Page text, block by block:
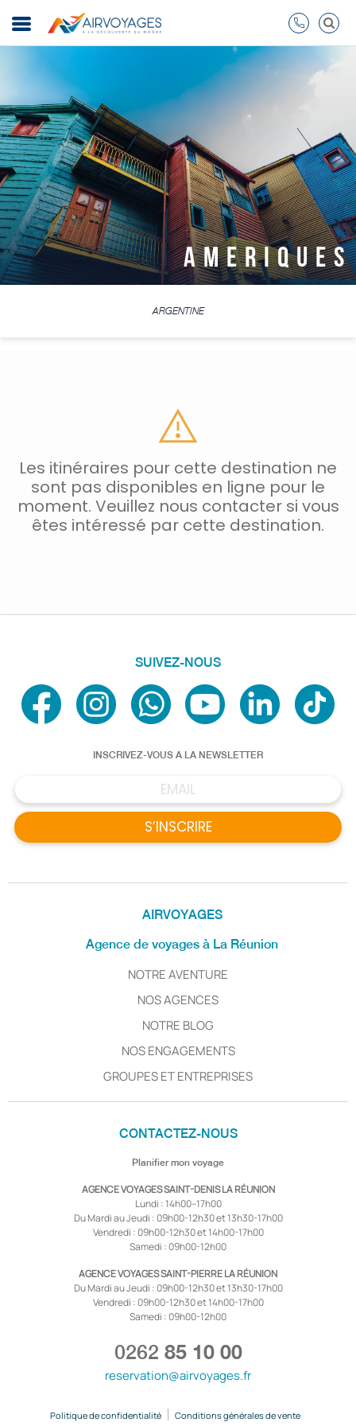
AMERIQUES
ARGENTINE
Les itinéraires pour cette destination ne
sont pas disponibles en ligne pour le
moment. Veuillez nous contacter si vous
êtes intéressé par cette destination.
AIRVOYAGES
Agence de voyages à La Réunion
NOTRE AVENTURE
NOS AGENCES
NOTRE BLOG
NOS ENGAGEMENTS
GROUPES ET ENTREPRISES
SUIVEZ-NOUS
INSCRIVEZ-VOUS A LA NEWSLETTER
S’INSCRIRE
CONTACTEZ-NOUS
Planifier mon voyage
AGENCE VOYAGES SAINT-DENIS LA RÉUNION
Lundi : 14h00–17h00
Du Mardi au Jeudi : 09h00-12h30 et 13h30-17h00
Vendredi : 09h00-12h30 et 14h00-17h00
Samedi : 09h00-12h00
AGENCE VOYAGES SAINT-PIERRE LA RÉUNION
Du Mardi au Jeudi : 09h00-12h30 et 13h30-17h00
Vendredi : 09h00-12h30 et 14h00-17h00
Samedi : 09h00-12h00
0262 85 10 00
reservation@airvoyages.fr
Politique de confidentialité
Conditions générales de vente